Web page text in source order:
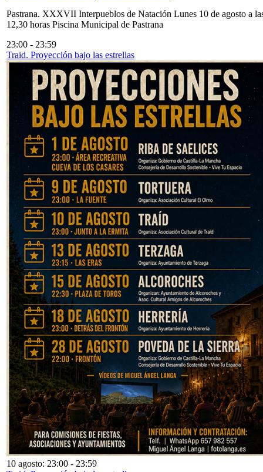
Pastrana. XXXVII Interpueblos de Natación Lunes 10 de agosto a
12,30 horas Piscina Municipal de Pastrana
23:00 - 23:59
Traid. Proyección bajo las estrellas
10 agosto: 23:00 - 23:59